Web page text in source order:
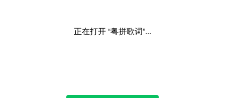
正在打开 “粤拼歌词”...